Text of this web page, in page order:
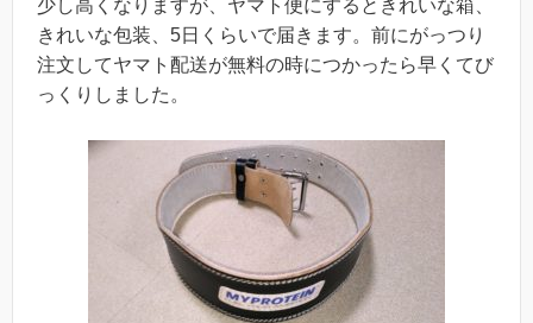
少し高くなりますが、ヤマト便にするときれいな箱、
きれいな包装、5日くらいで届きます。前にがっつり
注文してヤマト配送が無料の時につかったら早くてび
っくりしました。